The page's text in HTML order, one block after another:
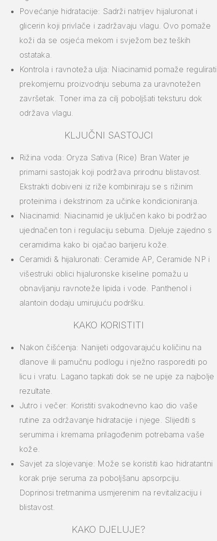
Povećanje hidratacije: Sadrži natrijev hijaluronat i
glicerin koji privlače i zadržavaju vlagu. Ovo pomaže
koži da se osjeća mekom i svježom bez teških
ostataka.
Kontrola i ravnoteža ulja: Niacinamid pomaže regulirati
prekomjernu proizvodnju sebuma za uravnotežen
završetak. Toner ima za cilj poboljšati teksturu dok
održava vlagu.
KLJUČNI SASTOJCI
Rižina voda: Oryza Sativa (Rice) Bran Water je
primarni sastojak koji podržava prirodnu blistavost.
Ekstrakti dobiveni iz riže kombiniraju se s rižinim
proteinima i dekstrinom za učinke kondicioniranja.
Niacinamid: Niacinamid je uključen kako bi podržao
ujednačen ton i regulaciju sebuma. Djeluje zajedno s
ceramidima kako bi ojačao barijeru kože.
Ceramidi & hijaluronati: Ceramide AP, Ceramide NP i
višestruki oblici hijaluronske kiseline pomažu u
obnavljanju ravnoteže lipida i vode. Panthenol i
alantoin dodaju umirujuću podršku.
KAKO KORISTITI
Nakon čišćenja: Nanijeti odgovarajuću količinu na
dlanove ili pamučnu podlogu i nježno rasporediti po
licu i vratu. Lagano tapkati dok se ne upije za najbolje
rezultate.
Jutro i večer: Koristiti svakodnevno kao dio vaše
rutine za održavanje hidratacije i njege. Slijediti s
serumima i kremama prilagođenim potrebama vaše
kože.
Savjet za slojevanje: Može se koristiti kao hidratantni
korak prije seruma za poboljšanu apsorpciju.
Doprinosi tretmanima usmjerenim na revitalizaciju i
blistavost.
KAKO DJELUJE?